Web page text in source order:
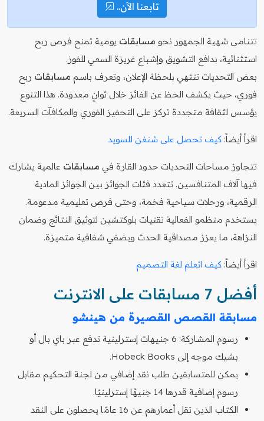
تابعنا الآن..
تتنامى شهية الجمهور نحو مسابقات يومية تمنح فرص ربح
استثنائية، بدافع التشويق وإشباع غريزة السعي للفوز.
بعض التحديات تنتهي بلحظة الإعلان، وتعرف باسم مسابقات ربح
فوري، حيث يكشف الحظ عن الفائز خلال ثوانٍ معدودة. هذا التنوع
يؤسس لثقافة متجددة تركز على التحفيز الفوري والمكافآت السريعة.
اقرأ أيضاً: كيف تحصل على شنغن للسويد
تتجاوز مساحات التحديات حدود القارة في مسابقات عالمية يشارك
فيها آلاف المتنافسين. تتعدد فئات الجوائز بين الجوائز المادية
الرقمية، ورحلات سياحية فخمة، وحتى فرص تعليمية مدعومة.
يستخدم منظمو الفعالية تقنيات بلوكتشين لتوثيق النتائج وضمان
النزاهة، ما يعزز مصداقية الحدث ويضفي شفافية متميزة.
اقرأ أيضاً: كيف اتعلم لغة التصميم
أفضل 7 مسابقات على الانترنت
مسابقة القصص القصيرة من هينشو
رسوم المشاركة: 6 جنيهات إسترلينية تدفع عبر باي بال أو
بشيك موجه إلى Hobeck Books.
يمكن للمتسابقين طلب نقد إضافي من لجنة التحكيم مقابل
رسوم إضافية قدرها 14 جنيهًا إسترلينيًا.
الكتاب الذين تقل أعمارهم عن 16 عامًا يحصلون على النقد